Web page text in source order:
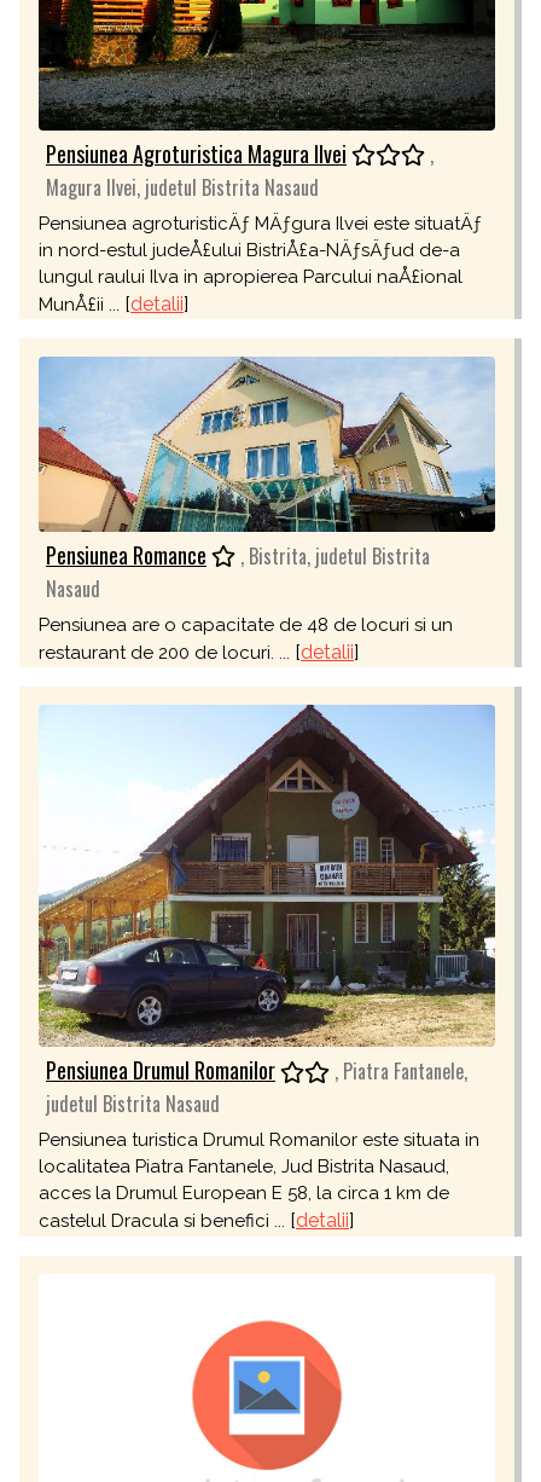
Pensiunea Agroturistica Magura Ilvei
,
Magura Ilvei, judetul Bistrita Nasaud
Pensiunea agroturisticÄƒ MÄƒgura Ilvei este situatÄƒ
in nord-estul judeÅ£ului BistriÅ£a-NÄƒsÄƒud de-a
lungul raului Ilva in apropierea Parcului naÅ£ional
MunÅ£ii ... [detalii]
Pensiunea Romance
, Bistrita, judetul Bistrita
Nasaud
Pensiunea are o capacitate de 48 de locuri si un
restaurant de 200 de locuri. ... [detalii]
Pensiunea Drumul Romanilor
, Piatra Fantanele,
judetul Bistrita Nasaud
Pensiunea turistica Drumul Romanilor este situata in
localitatea Piatra Fantanele, Jud Bistrita Nasaud,
acces la Drumul European E 58, la circa 1 km de
castelul Dracula si benefici ... [detalii]